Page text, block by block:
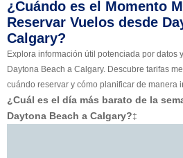
¿Cuándo es el Momento
Reservar Vuelos desde
Calgary?
Explora información útil potenciada por datos
Daytona Beach a Calgary. Descubre tarifas
cuándo reservar y cómo planificar de manera
¿Cuál es el día más barato de la
Daytona Beach a Calgary?‡